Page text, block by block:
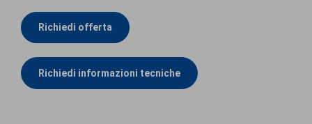
Richiedi offerta
Richiedi informazioni tecniche